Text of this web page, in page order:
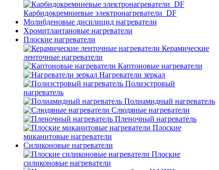
Карбидокремниевые электронагреватели_DF
Молибденовые дисилицид нагреватели
Хромитлантановые нагреватели
Плоские нагреватели
Керамические
ленточные нагреватели
Каптоновые нагреватели
Нагреватели зеркал
Полиэстровый
нагреватель
Полиамидный нагреватель
Слюдяные нагреватели
Пленочный нагреватель
Плоские
миканитовые нагреватели
Силиконовые нагреватели
Плоские
силиконовые нагреватели